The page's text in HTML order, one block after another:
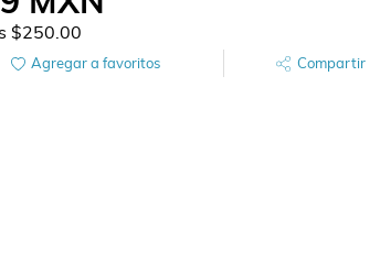
$250.00
Agregar a favoritos Compartir